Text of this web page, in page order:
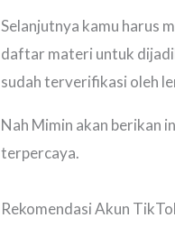
Selanjutnya kamu harus
daftar materi untuk
sudah terverifikasi oleh
Nah Mimin akan berikan
terpercaya.
Rekomendasi Akun